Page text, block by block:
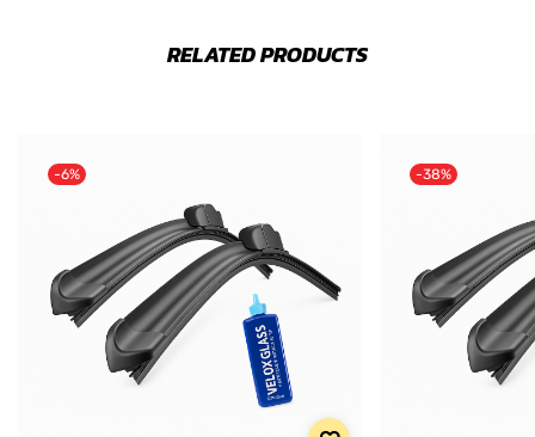
RELATED PRODUCTS
-6% -38%